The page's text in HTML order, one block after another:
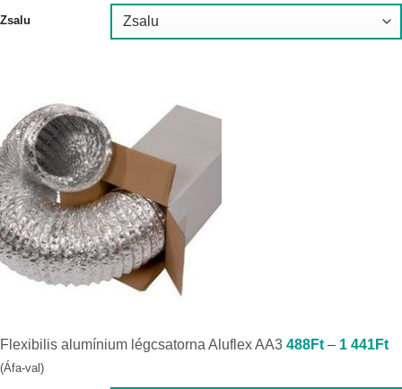
Zsalu
Flexibilis alumínium légcsatorna Aluflex AA3 488Ft – 1 441Ft
(Áfa-val)